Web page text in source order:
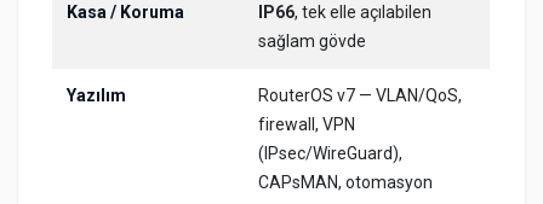
Kasa / Koruma IP66, tek elle açılabilen
sağlam gövde
Yazılım
RouterOS v7 — VLAN/QoS,
firewall, VPN
(IPsec/WireGuard),
CAPsMAN, otomasyon